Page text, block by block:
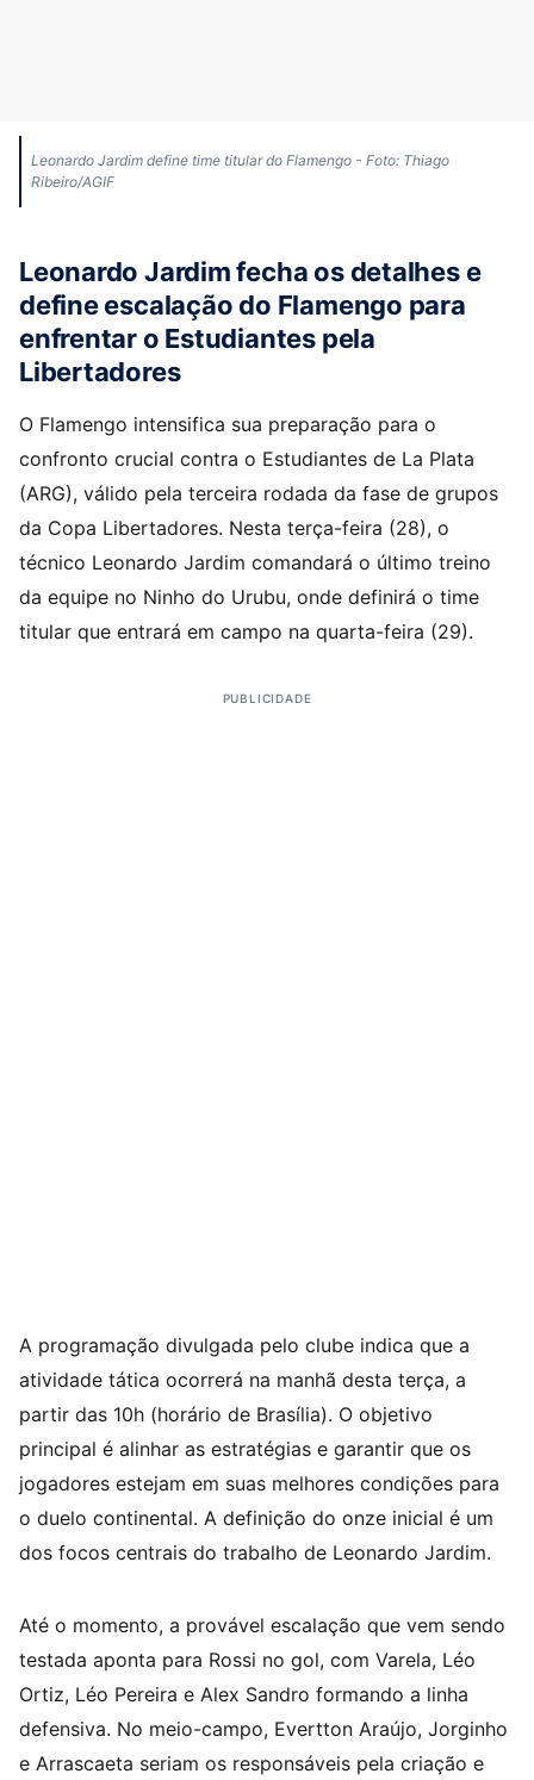
Leonardo Jardim define time titular do Flamengo - Foto: Thiago
Ribeiro/AGIF
Leonardo Jardim fecha os detalhes e
define escalação do Flamengo para
enfrentar o Estudiantes pela
Libertadores
O Flamengo intensifica sua preparação para o
confronto crucial contra o Estudiantes de La Plata
(ARG), válido pela terceira rodada da fase de grupos
da Copa Libertadores. Nesta terça-feira (28), o
técnico Leonardo Jardim comandará o último treino
da equipe no Ninho do Urubu, onde definirá o time
titular que entrará em campo na quarta-feira (29).
PUBLICIDADE
A programação divulgada pelo clube indica que a
atividade tática ocorrerá na manhã desta terça, a
partir das 10h (horário de Brasília). O objetivo
principal é alinhar as estratégias e garantir que os
jogadores estejam em suas melhores condições para
o duelo continental. A definição do onze inicial é um
dos focos centrais do trabalho de Leonardo Jardim.
Até o momento, a provável escalação que vem sendo
testada aponta para Rossi no gol, com Varela, Léo
Ortiz, Léo Pereira e Alex Sandro formando a linha
defensiva. No meio-campo, Evertton Araújo, Jorginho
e Arrascaeta seriam os responsáveis pela criação e